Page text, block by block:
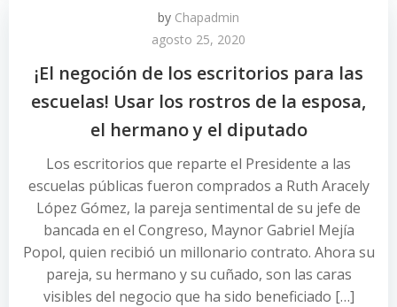
by Chapadmin
agosto 25, 2020
¡El negoción de los escritorios para las
escuelas! Usar los rostros de la esposa,
el hermano y el diputado
Los escritorios que reparte el Presidente a las
escuelas públicas fueron comprados a Ruth Aracely
López Gómez, la pareja sentimental de su jefe de
bancada en el Congreso, Maynor Gabriel Mejía
Popol, quien recibió un millonario contrato. Ahora su
pareja, su hermano y su cuñado, son las caras
visibles del negocio que ha sido beneficiado […]